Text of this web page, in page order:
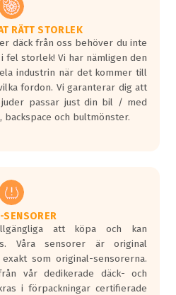
det finnas
vågar. Hög
vågor
om det är
år 2016.
är redan
regelverk.
kommer vara
det
2016.
RÄTT STORLEK
däck från oss behöver du inte
fel storlek! Vi har nämligen den
industrin när det kommer till
fordon. Vi garanterar dig att
passar just din bil / med
och bultmönster.
SENSORER
att köpa och kan
Våra sensorer är original
som original-sensorerna.
vår dedikerade däck- och
i förpackningar certifierade